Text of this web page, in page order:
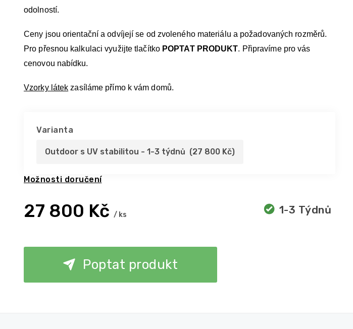
27 800 Kč / ks 1-3 Týdnů
Poptat produkt
Varianta
Outdoor s UV stabilitou - 1-3 týdnů (27 800 Kč)
Možnosti doručení
odolností.
Ceny jsou orientační a odvíjejí se od zvoleného materiálu a požadovaných rozměrů.
Pro přesnou kalkulaci využijte tlačítko POPTAT PRODUKT. Připravíme pro vás
cenovou nabídku.
Vzorky látek zasíláme přímo k vám domů.